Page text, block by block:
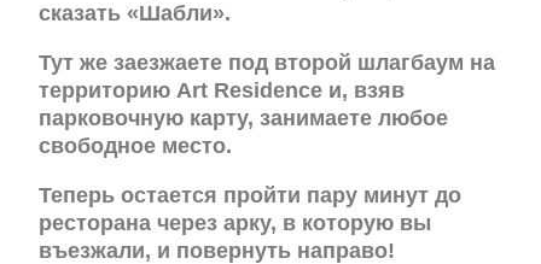
сказать «Шабли».
Тут же заезжаете под второй шлагбаум на
территорию Art Residence и, взяв
парковочную карту, занимаете любое
свободное место.
Теперь остается пройти пару минут до
ресторана через арку, в которую вы
въезжали, и повернуть направо!